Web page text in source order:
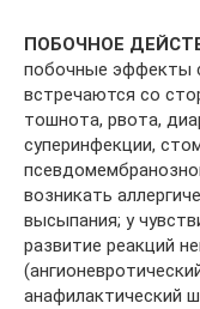
ПОБОЧНОЕ
побочные эффекты
встречаются со
тошнота, рвота,
суперинфекции,
возникать
высыпания; у
развитие реакций
анафилактичеcкий